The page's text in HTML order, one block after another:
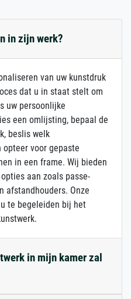
in zijn werk?
van uw kunstdruk
dat u in staat stelt om
uw persoonlijke
een omlijsting, bepaal de
beslis welk
voor gepaste
in een frame. Wij bieden
aan zoals passe-
afstandhouders. Onze
te begeleiden bij het
in mijn kamer zal